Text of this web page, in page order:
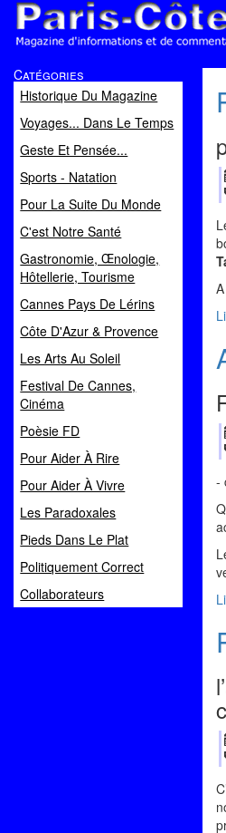
Magazine d'informations et de
Catégories
Historique Du Magazine
Voyages... Dans Le Temps
Geste Et Pensée...
Sports - Natation
Pour La Suite Du Monde
C'est Notre Santé
Gastronomie, Œnologie,
Hôtellerie, Tourisme
Cannes Pays De Lérins
Côte D'Azur & Provence
Les Arts Au Soleil
Festival De Cannes,
Cinéma
Poèsie FD
Pour Aider À Rire
Pour Aider À Vivre
Les Paradoxales
Pieds Dans Le Plat
Politiquement Correct
Collaborateurs
-